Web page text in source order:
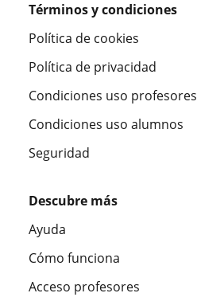
Términos y condiciones
Política de cookies
Política de privacidad
Condiciones uso profesores
Condiciones uso alumnos
Seguridad
Descubre más
Ayuda
Cómo funciona
Acceso profesores